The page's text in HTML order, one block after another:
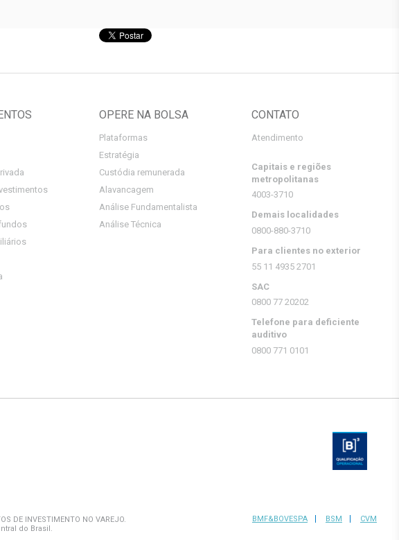
OPERE NA BOLSA
Plataformas
Estratégia
Custódia remunerada
Alavancagem
Análise Fundamentalista
Análise Técnica
CONTATO
Atendimento
Capitais e regiões
metropolitanas
4003-3710
Demais localidades
0800-880-3710
Para clientes no exterior
55 11 4935 2701
SAC
0800 77 20202
Telefone para deficiente
auditivo
0800 771 0101
DE INVESTIMENTO NO VAREJO.
do Brasil.
BMF&BOVESPA BSM CVM